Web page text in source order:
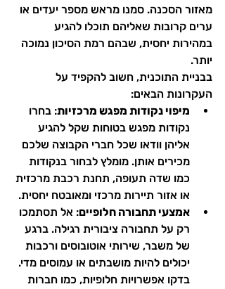
מאזור הסכנה. סמנו מראש מספר יעדים או
ערים קרובות שאליהם תוכלו להגיע
במהירות יחסית, שבהם רמת הסיכון נמוכה
יותר.
בבניית התוכנית, חשוב להקפיד על
העקרונות הבאים:
מיפוי נקודות מפגש מרכזיות: בחרו
נקודות מפגש בטוחות שקל להגיע
אליהן וודאו שכל חברי הקבוצה שלכם
מכירים אותן. מומלץ לבחור בנקודות
כמו שדה תעופה, תחנת רכבת מרכזית
או אזור תיירות מרכזי ומאובטח יחסית.
אמצעי תחבורה חלופיים: אל תסתמכו
רק על תחבורה ציבורית רגילה. ברגע
של משבר, שירותי אוטובוסים ורכבות
יכולים להיות מושבתים או עמוסים מדי.
בדקו אפשרויות חלופיות, כמו חברות